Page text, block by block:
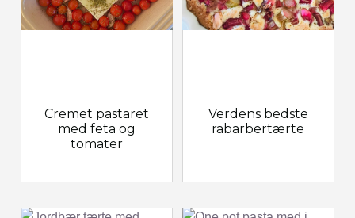
Cremet pastaret
med feta og
tomater
Verdens bedste
rabarbertærte